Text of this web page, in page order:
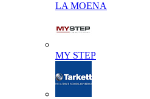
LA MOENA
MY STEP